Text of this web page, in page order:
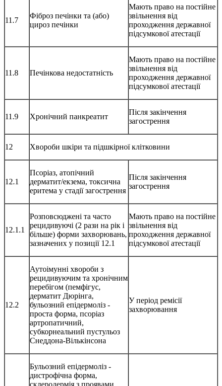
11.7
Фіброз печінки та (або)
цироз печінки
Мають право на постійне
звільнення від
проходження державної
підсумкової атестації
11.8 Печінкова недостатність
Мають право на постійне
звільнення від
проходження державної
підсумкової атестації
11.9 Хронічний панкреатит
Після закінчення
загострення
12 Хвороби шкіри та підшкірної клітковини
12.1
Псоріаз, атопічний
дерматит/екзема, токсична
еритема у стадії загострення
Після закінчення
загострення
12.1.1
Розповсюджені та часто
рецидивуючі (2 рази на рік і
більше) форми захворювань,
зазначених у позиції 12.1
Мають право на постійне
звільнення від
проходження державної
підсумкової атестації
12.2
Аутоімунні хвороби з
рецидивуючим та хронічним
перебігом (пемфігус,
дерматит Дюрінга,
бульозний епідермоліз -
проста форма, псоріаз
артропатичний,
субкорнеальний пустульоз
Снеддона-Вількінсона
У період ремісії
захворювання
Бульозний епідермоліз -
дистрофічна форма,